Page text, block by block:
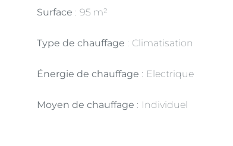
Surface 95 m²
Type de chauffage Climatisation
Énergie de chauffage Electrique
Moyen de chauffage Individuel